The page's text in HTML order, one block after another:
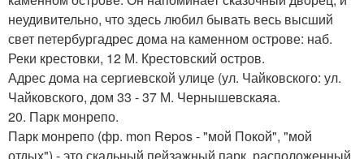
неудивительно, что здесь любил бывать весь высший
свет петербургадрес дома на каменном острове: наб.
Реки крестовки, 12 М. Крестовский остров.
Адрес дома на сергиевской улице (ул. Чайковского: ул.
Чайковского, дом 33 - 37 М. Чернышевскаяа.
20. Парк монрепо.
Парк монрепо (фр. mon Repos - "мой Покой", "мой